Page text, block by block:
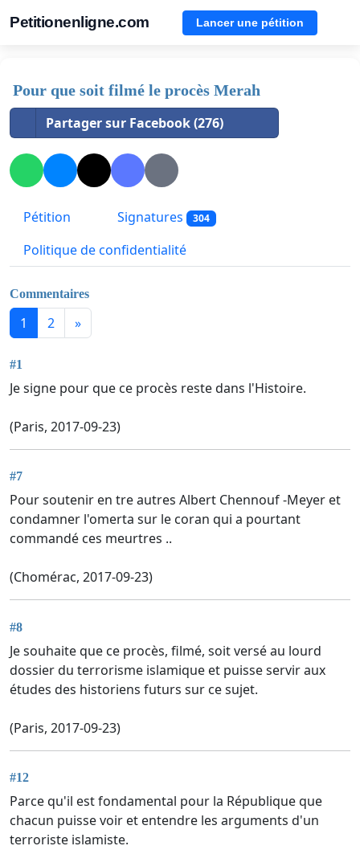
Petitionenligne.com Lancer une pétition
Pour que soit filmé le procès Merah
Partager sur Facebook (276)
Pétition Signatures 304
Politique de confidentialité
Commentaires
1 2 »
#1
Je signe pour que ce procès reste dans l'Histoire.
(Paris, 2017-09-23)
#7
Pour soutenir en tre autres Albert Chennouf -Meyer et
condamner l'omerta sur le coran qui a pourtant
commandé ces meurtres ..
(Chomérac, 2017-09-23)
#8
Je souhaite que ce procès, filmé, soit versé au lourd
dossier du terrorisme islamique et puisse servir aux
études des historiens futurs sur ce sujet.
(Paris, 2017-09-23)
#12
Parce qu'il est fondamental pour la République que
chacun puisse voir et entendre les arguments d'un
terroriste islamiste.